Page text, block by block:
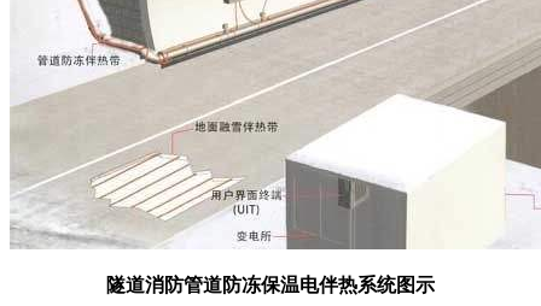
隧道消防管道防冻保温电伴热系统图示